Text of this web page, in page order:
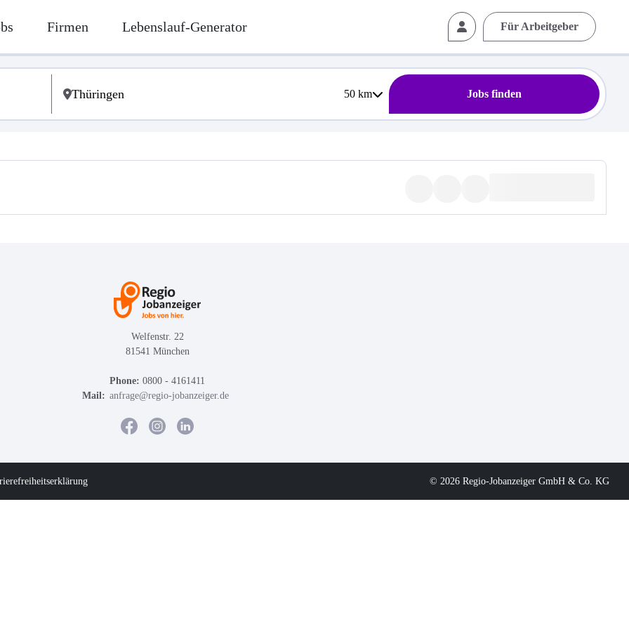
Firmen Lebenslauf-Generator Für Arbeitgeber
50km Jobs finden
Welfenstr. 22
81541 München
Phone: 0800 - 4161411
Mail: anfrage@regio-jobanzeiger.de
© 2026 Regio-Jobanzeiger GmbH & Co. KG